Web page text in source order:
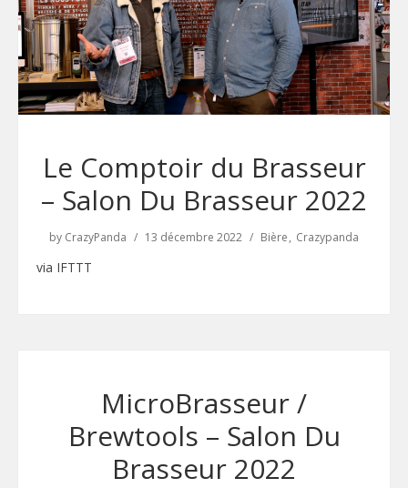
Le Comptoir du Brasseur
– Salon Du Brasseur 2022
by CrazyPanda 13 décembre 2022 Bière Crazypanda
via IFTTT
MicroBrasseur /
Brewtools – Salon Du
Brasseur 2022